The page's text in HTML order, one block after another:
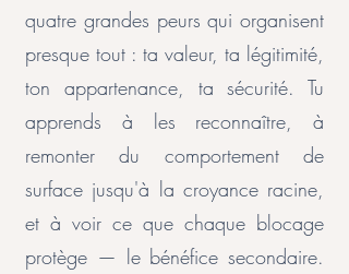
quatre grandes peurs qui organisent
presque tout : ta valeur, ta légitimité,
ton appartenance, ta sécurité. Tu
apprends à les reconnaître, à
remonter du comportement de
surface jusqu'à la croyance racine,
et à voir ce que chaque blocage
protège — le bénéfice secondaire.